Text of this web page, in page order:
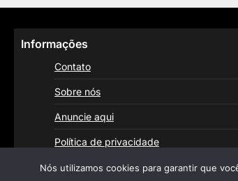
Informações
Contato
Sobre nós
Anuncie aqui
Política de privacidade
Nós utilizamos cookies para garantir que